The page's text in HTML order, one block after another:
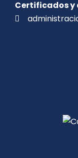
Certificados